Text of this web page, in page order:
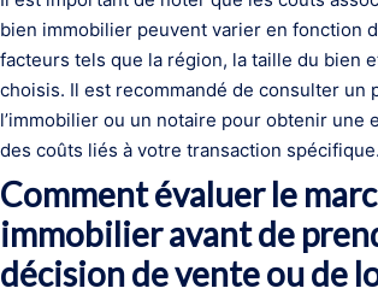
bien immobilier peuvent varier en fonction
facteurs tels que la région, la taille du bien
choisis. Il est recommandé de consulter un
l’immobilier ou un notaire pour obtenir une
des coûts liés à votre transaction spécifique.
Comment évaluer le
immobilier avant de
décision de vente ou de